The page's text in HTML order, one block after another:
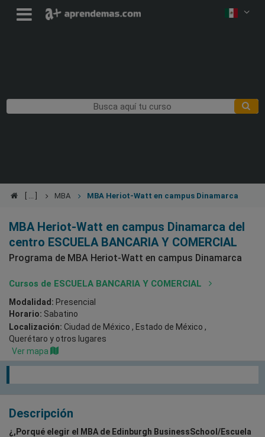
MBA MBA Heriot-Watt en campus Dinamarca
MBA Heriot-Watt en campus Dinamarca del
centro ESCUELA BANCARIA Y COMERCIAL
Programa de MBA Heriot-Watt en campus Dinamarca
Cursos de ESCUELA BANCARIA Y COMERCIAL
Modalidad: Presencial
Horario: Sabatino
Localización: Ciudad de México , Estado de México ,
Querétaro y otros lugares
Ver mapa
Descripción
¿,Porqué elegir el MBA de Edinburgh BusinessSchool/Escuela